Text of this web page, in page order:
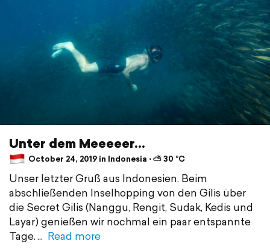
Unter dem Meeeeer...
October 24, 2019 in Indonesia ⋅ ⛅ 30 °C
Unser letzter Gruß aus Indonesien. Beim
abschließenden Inselhopping von den Gilis über
die Secret Gilis (Nanggu, Rengit, Sudak, Kedis und
Layar) genießen wir nochmal ein paar entspannte
Tage.
Read more